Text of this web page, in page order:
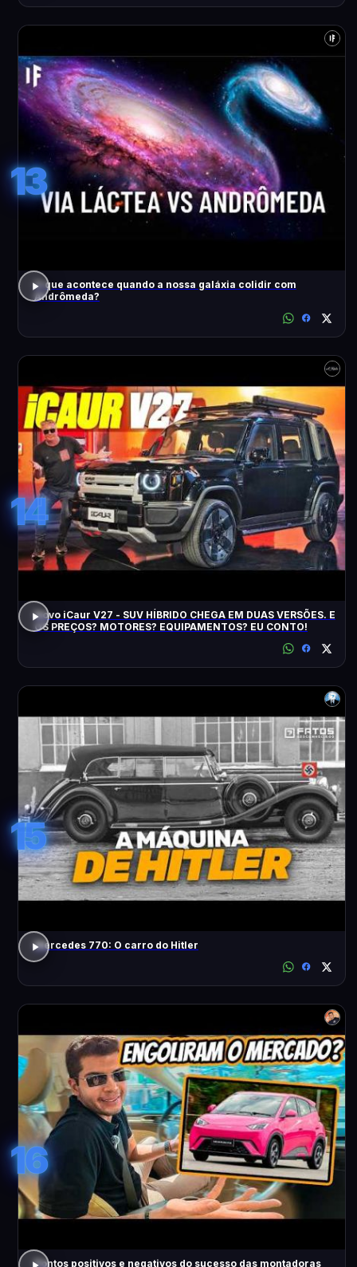
13
O que acontece quando a nossa galáxia colidir com
Andrômeda?
14
Novo iCaur V27 - SUV HÍBRIDO CHEGA EM DUAS VERSÕES. E
OS PREÇOS? MOTORES? EQUIPAMENTOS? EU CONTO!
15
Mercedes 770: O carro do Hitler
16
Pontos positivos e negativos do sucesso das montadoras